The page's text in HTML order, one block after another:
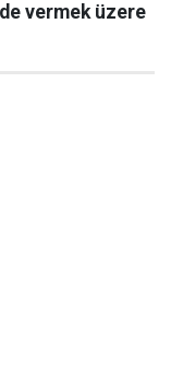
vermek üzere